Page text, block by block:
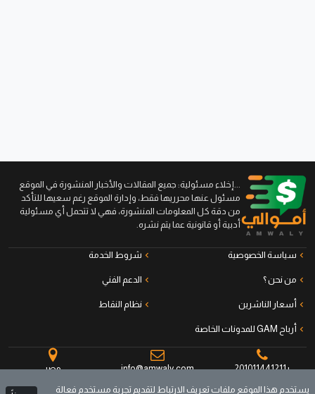
...إخلاء مسئولية: جميع المقالات والأخبار المنشورة في الموقع
مسئول عنها محرريها فقط، وإدارة الموقع رغم سعيها للتأكد
من دقة كل المعلومات المنشورة، فهي لا تتحمل أي مسئولية
أدبية أو قانونية عما يتم نشره.
سياسة الخصوصية شروط الخدمة
من نحن ؟ الدعم الفني
أسعار الناشرين نظام النقاط
أرباح GAM للمدونات الخاصة
+201011441211
info@amwaly.com
مصر
يستخدم هذا الموقع ملفات تعريف الارتباط لتقديم تجربة مستخدم فعالة